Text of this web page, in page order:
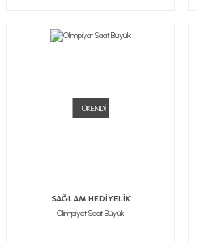
TÜKENDİ
SAĞLAM HEDİYELİK
Olimpiyat Saat Büyük